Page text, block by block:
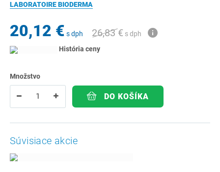
LABORATOIRE BIODERMA
20,12 € s dph 26,83 € s dph
História ceny
Množstvo
DO KOŠÍKA
Súvisiace akcie